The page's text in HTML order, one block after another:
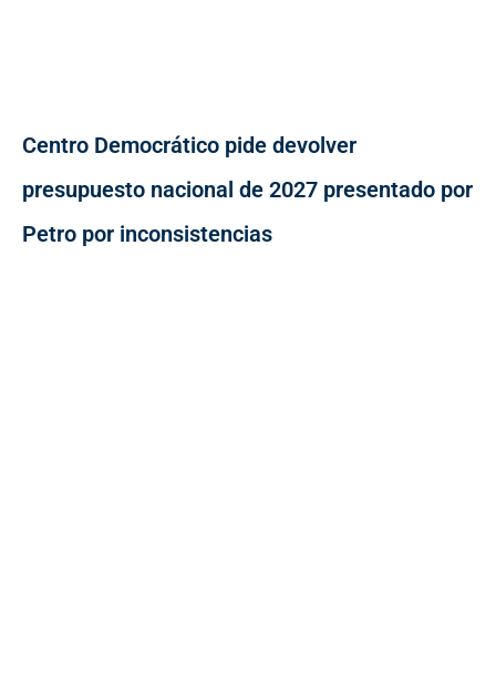
Centro Democrático pide devolver
presupuesto nacional de 2027 presentado por
Petro por inconsistencias